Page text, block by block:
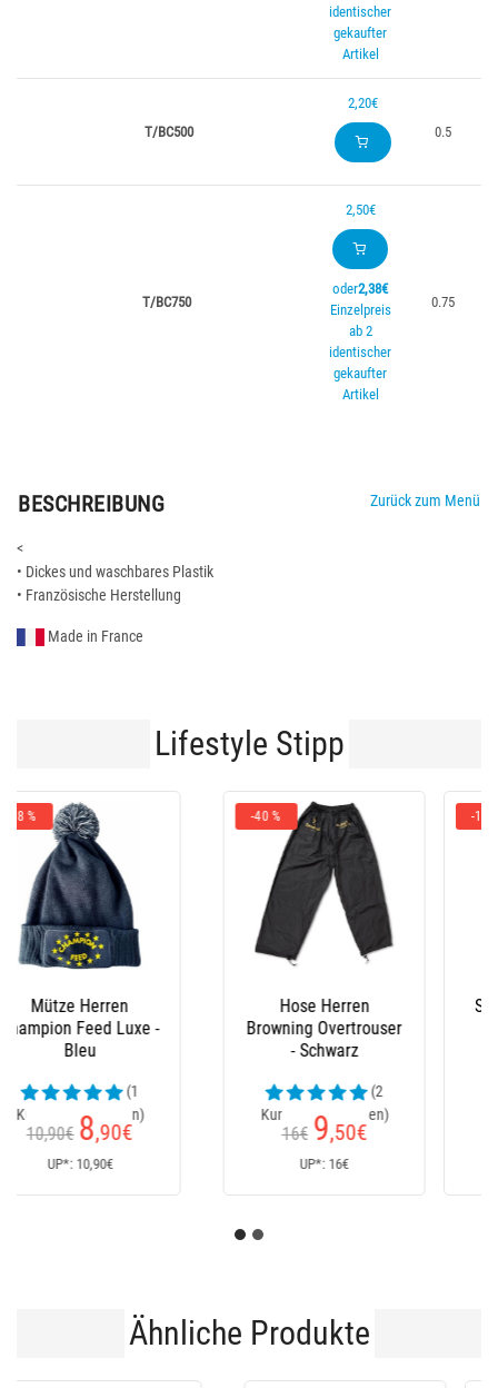
identischer
gekaufter
Artikel
T/BC500
2,20€
0.5
T/BC750
2,50€
oder2,38€
Einzelpreis
ab 2
identischer
gekaufter
Artikel
0.75
BESCHREIBUNG Zurück zum Menü
<
• Dickes und waschbares Plastik
• Französische Herstellung
Made in France
Lifestyle Stipp
-10 %
Stiefel Le Chameau
Kundenrezensionen)
170€ Ab 152
UP*: 170€
Latzhose Xm Ocean
235
UP*: 235€
Ähnliche Produkte